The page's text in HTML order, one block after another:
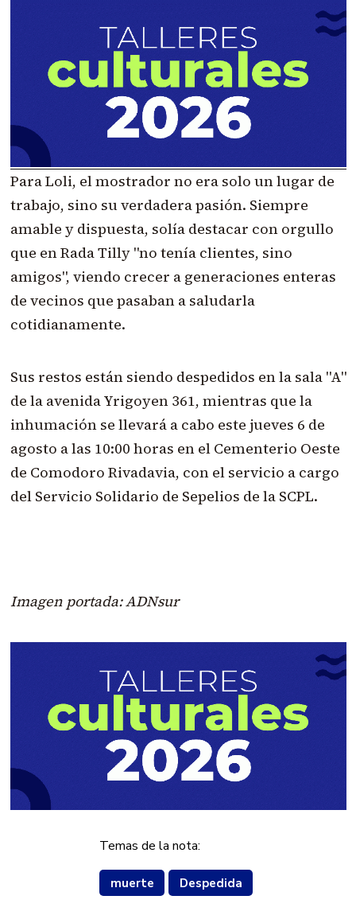
Para Loli, el mostrador no era solo un lugar de
trabajo, sino su verdadera pasión. Siempre
amable y dispuesta, solía destacar con orgullo
que en Rada Tilly "no tenía clientes, sino
amigos", viendo crecer a generaciones enteras
de vecinos que pasaban a saludarla
cotidianamente.
Sus restos están siendo despedidos en la sala "A"
de la avenida Yrigoyen 361, mientras que la
inhumación se llevará a cabo este jueves 6 de
agosto a las 10:00 horas en el Cementerio Oeste
de Comodoro Rivadavia, con el servicio a cargo
del Servicio Solidario de Sepelios de la SCPL.
Imagen portada: ADNsur
Temas de la nota:
muerte Despedida